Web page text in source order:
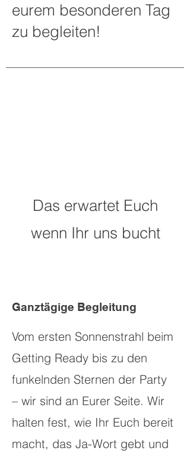
eurem besonderen Tag
zu begleiten!
Das erwartet Euch
wenn Ihr uns bucht
Ganztägige Begleitung
Vom ersten Sonnenstrahl beim
Getting Ready bis zu den
funkelnden Sternen der Party
– wir sind an Eurer Seite. Wir
halten fest, wie Ihr Euch bereit
macht, das Ja-Wort gebt und